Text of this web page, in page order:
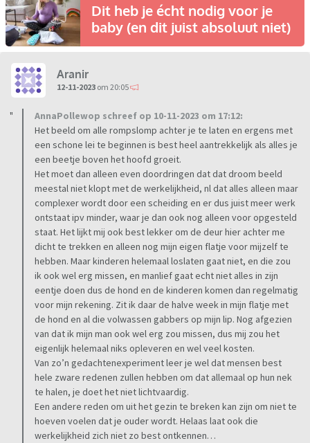
Dit heb je écht nodig voor je
baby (en dit juist absoluut niet)
Aranir
12-11-2023 om 20:05
AnnaPollewop schreef op 10-11-2023 om 17:12:
Het beeld om alle rompslomp achter je te laten en ergens met
een schone lei te beginnen is best heel aantrekkelijk als alles je
een beetje boven het hoofd groeit.
Het moet dan alleen even doordringen dat dat droom beeld
meestal niet klopt met de werkelijkheid, nl dat alles alleen maar
complexer wordt door een scheiding en er dus juist meer werk
ontstaat ipv minder, waar je dan ook nog alleen voor opgesteld
staat. Het lijkt mij ook best lekker om de deur hier achter me
dicht te trekken en alleen nog mijn eigen flatje voor mijzelf te
hebben. Maar kinderen helemaal loslaten gaat niet, en die zou
ik ook wel erg missen, en manlief gaat echt niet alles in zijn
eentje doen dus de hond en de kinderen komen dan regelmatig
voor mijn rekening. Zit ik daar de halve week in mijn flatje met
de hond en al die volwassen gabbers op mijn lip. Nog afgezien
van dat ik mijn man ook wel erg zou missen, dus mij zou het
eigenlijk helemaal niks opleveren en wel veel kosten.
Van zo’n gedachtenexperiment leer je wel dat mensen best
hele zware redenen zullen hebben om dat allemaal op hun nek
te halen, je doet het niet lichtvaardig.
Een andere reden om uit het gezin te breken kan zijn om niet te
hoeven voelen dat je ouder wordt. Helaas laat ook die
werkelijkheid zich niet zo best ontkennen…